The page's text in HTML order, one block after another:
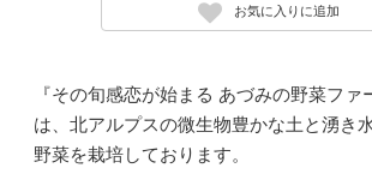
お気に入りに追加
『その旬感恋が始まる あづみの野菜ファ
は、北アルプスの微生物豊かな土と湧き
野菜を栽培しております。